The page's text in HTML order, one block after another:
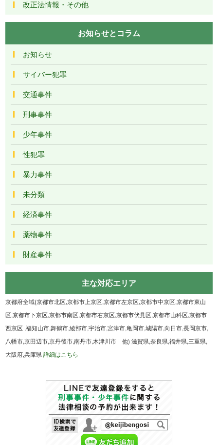
改正法情報・その他
お知らせとコラム
お知らせ
サイバー犯罪
交通事件
刑事事件
少年事件
性犯罪
暴力事件
未分類
経済事件
薬物事件
財産事件
主な対応エリア
京都府全域(京都市北区,京都市上京区,京都市左京区,京都市中京区,京都市東山
区,京都市下京区,京都市南区,京都市右京区,京都市伏見区,京都市山科区,京都市
西京区 ,福知山市,舞鶴市,綾部市,宇治市,宮津市,亀岡市,城陽市,向日市,長岡京市,
八幡市,京田辺市,京丹後市,南丹市,木津川市 他) 滋賀県,奈良県,福井県,三重県,
大阪府,兵庫県詳細はこちら